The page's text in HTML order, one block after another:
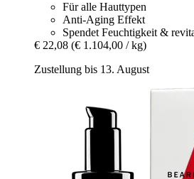
Für alle Hauttypen
Anti-Aging Effekt
Spendet Feuchtigkeit &
€ 22,08 (€ 1.104,00 / kg)
Zustellung bis 13. August